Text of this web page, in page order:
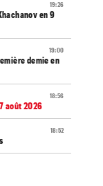
19:26
en 9
19:00
demie en
18:56
août 2026
18:52